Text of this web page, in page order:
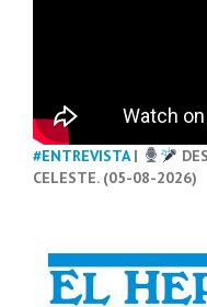
#ENTREVISTA|
CELESTE. (05-08-2026)